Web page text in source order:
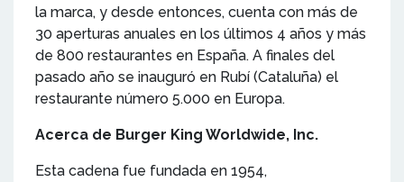
la marca, y desde entonces, cuenta con más de
30 aperturas anuales en los últimos 4 años y más
de 800 restaurantes en España. A finales del
pasado año se inauguró en Rubí (Cataluña) el
restaurante número 5.000 en Europa.
Acerca de Burger King Worldwide, Inc.
Esta cadena fue fundada en 1954,